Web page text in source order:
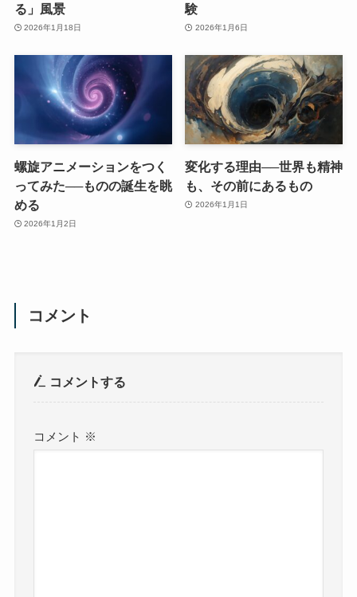
る」風景
2026年1月18日
験
2026年1月6日
螺旋アニメーションをつく
ってみた──ものの誕生を眺
める
2026年1月2日
変化する理由──世界も精神
も、その前にあるもの
2026年1月1日
コメント
コメントする
コメント ※